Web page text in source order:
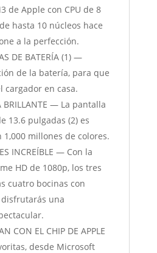
de Apple con CPU de 8
hasta 10 núcleos hace
a la perfección.
DE BATERÍA (1) —
de la batería, para que
cargador en casa.
BRILLANTE — La pantalla
13.6 pulgadas (2) es
millones de colores.
INCREÍBLE — Con la
HD de 1080p, los tres
cuatro bocinas con
una
CON EL CHIP DE APPLE
desde Microsoft